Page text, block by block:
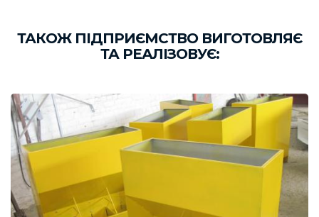
ТАКОЖ ПІДПРИЄМСТВО ВИГОТОВЛЯЄ
ТА РЕАЛІЗОВУЄ: